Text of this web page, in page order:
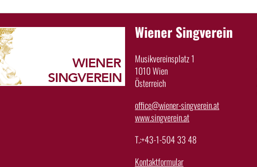
Wiener Singverein
Musikvereinsplatz 1
1010 Wien
Österreich
office@wiener-singverein.at
www.singverein.at
T.:+43-1-504 33 48
Kontaktformular